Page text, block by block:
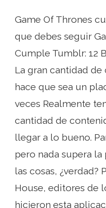
Game Of Thrones
que debes seguir
Cumple Tumblr: 12
La gran cantidad
hace que sea un
veces Realmente
cantidad de
llegar a lo bueno.
pero nada supera
las cosas, ¿verdad?
House, editores de
hicieron esta